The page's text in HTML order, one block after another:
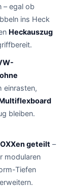
– egal ob
ins Heck
Heckauszug
einrasten,
bleiben.
geteilt –
modularen
Tiefen